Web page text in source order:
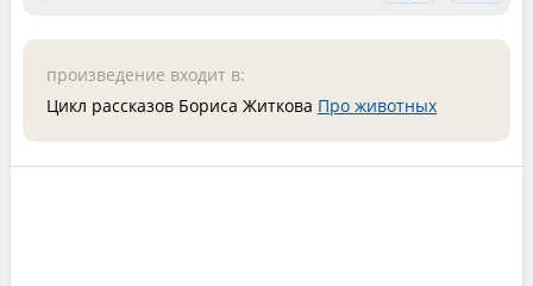
произведение входит в:
Цикл рассказов Бориса Житкова Про животных